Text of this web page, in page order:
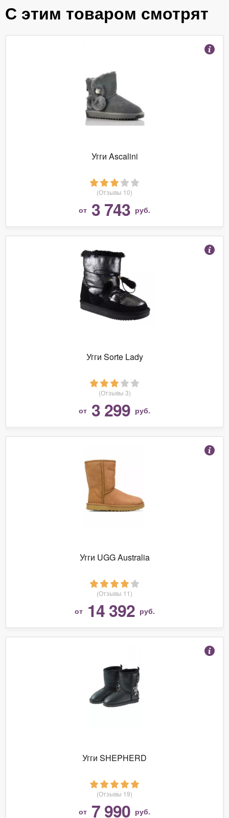
С этим товаром смотрят
Угги Ascalini
(Отзывы 10)
от 3 743 руб.
Угги Sorte Lady
(Отзывы 3)
от 3 299 руб.
Угги UGG Australia
(Отзывы 11)
от 14 392 руб.
Угги SHEPHERD
(Отзывы 19)
от 7 990 руб.